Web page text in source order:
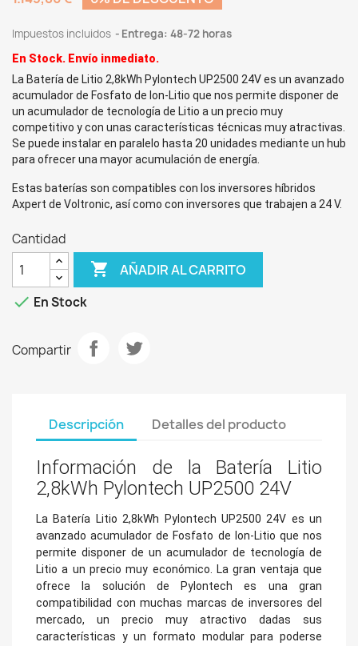
Impuestos incluidos Entrega: 48-72 horas
En Stock. Envío inmediato.
La Batería de Litio 2,8kWh Pylontech UP2500 24V es un avanzado
acumulador de Fosfato de Ion-Litio que nos permite disponer de
un acumulador de tecnología de Litio a un precio muy
competitivo y con unas características técnicas muy atractivas.
Se puede instalar en paralelo hasta 20 unidades mediante un hub
para ofrecer una mayor acumulación de energía.
Estas baterías son compatibles con los inversores híbridos
Axpert de Voltronic, así como con inversores que trabajen a 24 V.
Cantidad
 AÑADIR AL CARRITO
 En Stock
Compartir
Descripción Detalles del producto
Información de la Batería Litio
2,8kWh Pylontech UP2500 24V
La Batería Litio 2,8kWh Pylontech UP2500 24V es un
avanzado acumulador de Fosfato de Ion-Litio que nos
permite disponer de un acumulador de tecnología de
Litio a un precio muy económico. La gran ventaja que
ofrece la solución de Pylontech es una gran
compatibilidad con muchas marcas de inversores del
mercado, un precio muy atractivo dadas sus
características y un formato modular para poderse